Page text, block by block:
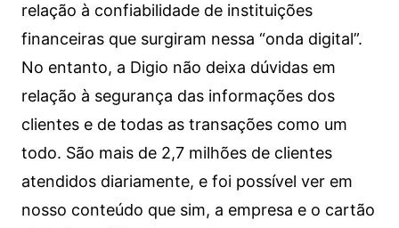
relação à confiabilidade de instituições
financeiras que surgiram nessa “onda digital”.
No entanto, a Digio não deixa dúvidas em
relação à segurança das informações dos
clientes e de todas as transações como um
todo. São mais de 2,7 milhões de clientes
atendidos diariamente, e foi possível ver em
nosso conteúdo que sim, a empresa e o cartão